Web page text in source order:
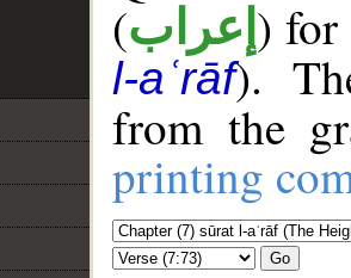
(إعراب ) for
l-aʿrāf).
from the
printing
Go